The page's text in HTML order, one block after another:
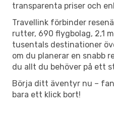
transparenta priser och
Travellink förbinder
rutter, 690 flygbolag, 2,1
tusentals destinationer
om du planerar en snabb
du allt du behöver på ett
Börja ditt äventyr nu –
bara ett klick bort!